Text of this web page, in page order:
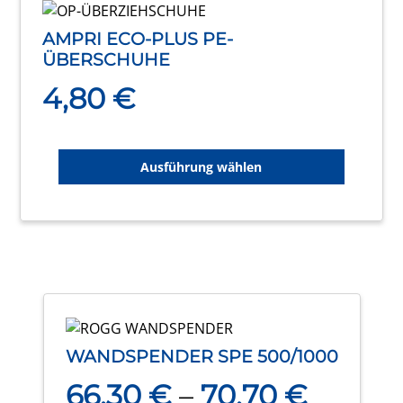
AMPRI ECO-PLUS PE-
ÜBERSCHUHE
4,80 €
Ausführung wählen
Dieses
Produkt
weist
Varianten
auf.
können
der
werden
WANDSPENDER SPE 500/1000
66,30 €– 70,70 €
Dieses
Produkt
weist
mehrere